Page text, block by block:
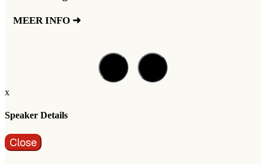
MEER INFO ➜
x
Speaker Details
Close